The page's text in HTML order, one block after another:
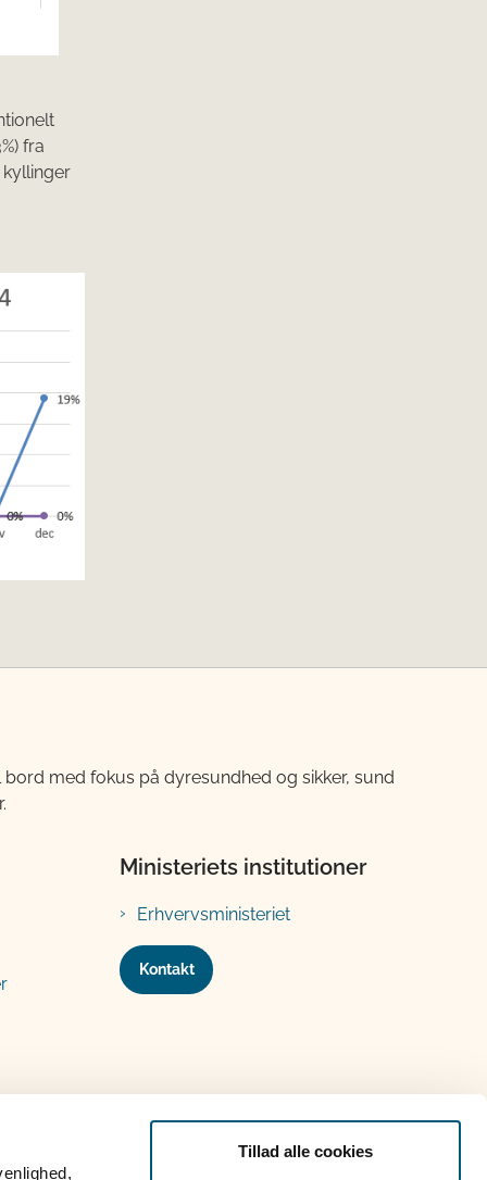
Tillad alle cookies
fra
med fokus på dyresundhed og sikker, sund
Ministeriets institutioner
Erhvervsministeriet
Kontakt